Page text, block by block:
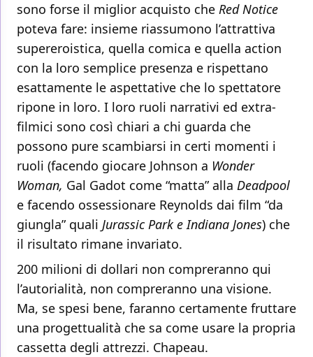
sono forse il miglior acquisto che Red Notice
poteva fare: insieme riassumono l’attrattiva
supereroistica, quella comica e quella action
con la loro semplice presenza e rispettano
esattamente le aspettative che lo spettatore
ripone in loro. I loro ruoli narrativi ed extra-
filmici sono così chiari a chi guarda che
possono pure scambiarsi in certi momenti i
ruoli (facendo giocare Johnson a Wonder
Woman, Gal Gadot come “matta” alla Deadpool
e facendo ossessionare Reynolds dai film “da
giungla” quali Jurassic Park e Indiana Jones) che
il risultato rimane invariato.
200 milioni di dollari non compreranno qui
l’autorialità, non compreranno una visione.
Ma, se spesi bene, faranno certamente fruttare
una progettualità che sa come usare la propria
cassetta degli attrezzi. Chapeau.